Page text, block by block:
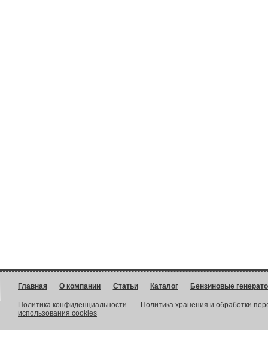
Главная О компании Статьи Каталог Бензиновые
Политика конфиденциальности
Политика хранения и обработки
использования cookies